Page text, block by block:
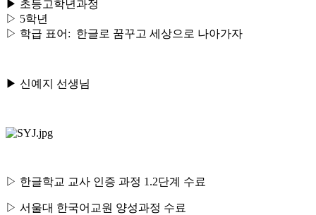
▶ 초등고학년과정
▷ 5학년
▷ 학급 표어: 한글로 꿈꾸고 세상으로 나아가자
▶ 신예지 선생님
▷ 한글학교 교사 인증 과정 1.2단계 수료
▷ 서울대 한국어교원 양성과정 수료